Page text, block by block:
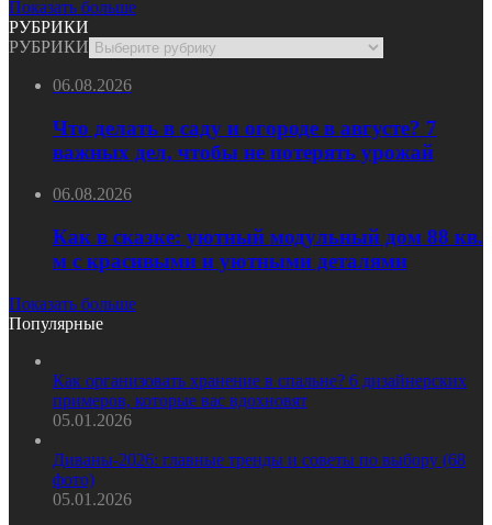
Показать больше
РУБРИКИ
РУБРИКИ
06.08.2026
Что делать в саду и огороде в августе? 7
важных дел, чтобы не потерять урожай
06.08.2026
Как в сказке: уютный модульный дом 88 кв.
м с красивыми и уютными деталями
Показать больше
Популярные
Как организовать хранение в спальне? 6 дизайнерских
примеров, которые вас вдохновят
05.01.2026
Диваны-2026: главные тренды и советы по выбору (68
фото)
05.01.2026